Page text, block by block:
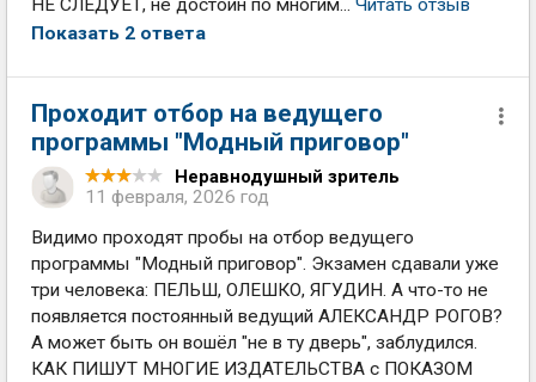
НЕ СЛЕДУЕТ, не достоин по многим... Читать отзыв
Показать 2 ответа
Проходит отбор на ведущего
программы "Модный приговор"
Неравнодушный зритель
11 февраля, 2026 год
Видимо проходят пробы на отбор ведущего
программы "Модный приговор". Экзамен сдавали уже
три человека: ПЕЛЬШ, ОЛЕШКО, ЯГУДИН. А что-то не
появляется постоянный ведущий АЛЕКСАНДР РОГОВ?
А может быть он вошёл "не в ту дверь", заблудился.
КАК ПИШУТ МНОГИЕ ИЗДАТЕЛЬСТВА с ПОКАЗОМ